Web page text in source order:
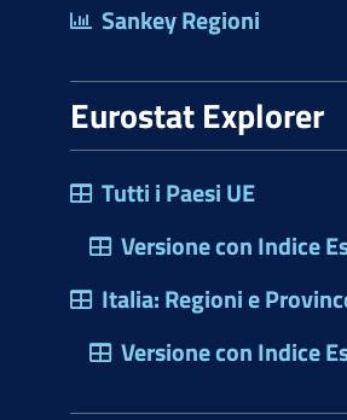
Sankey Regioni
Eurostat Explorer
Tutti i Paesi UE
Versione con Indice
Italia: Regioni e
Versione con Indice